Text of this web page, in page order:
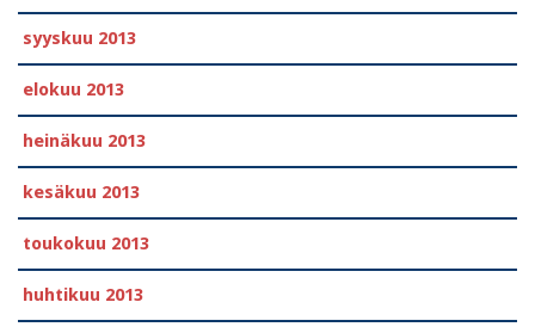
syyskuu 2013
elokuu 2013
heinäkuu 2013
kesäkuu 2013
toukokuu 2013
huhtikuu 2013